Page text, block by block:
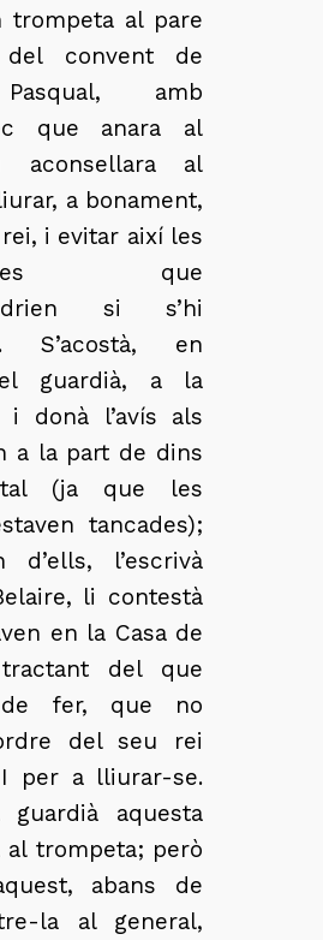
trompeta al pare
del convent de
amb
que anara al
aconsellara al
a bonament,
i evitar així les
que
si s’hi
S’acostà, en
guardià, a la
i donà l’avís als
a la part de dins
(ja que les
tancades);
d’ells, l’escrivà
li contestà
en la Casa de
del que
de fer, que no
del seu rei
per a lliurar-se.
guardià aquesta
al trompeta; però
abans de
la al general,